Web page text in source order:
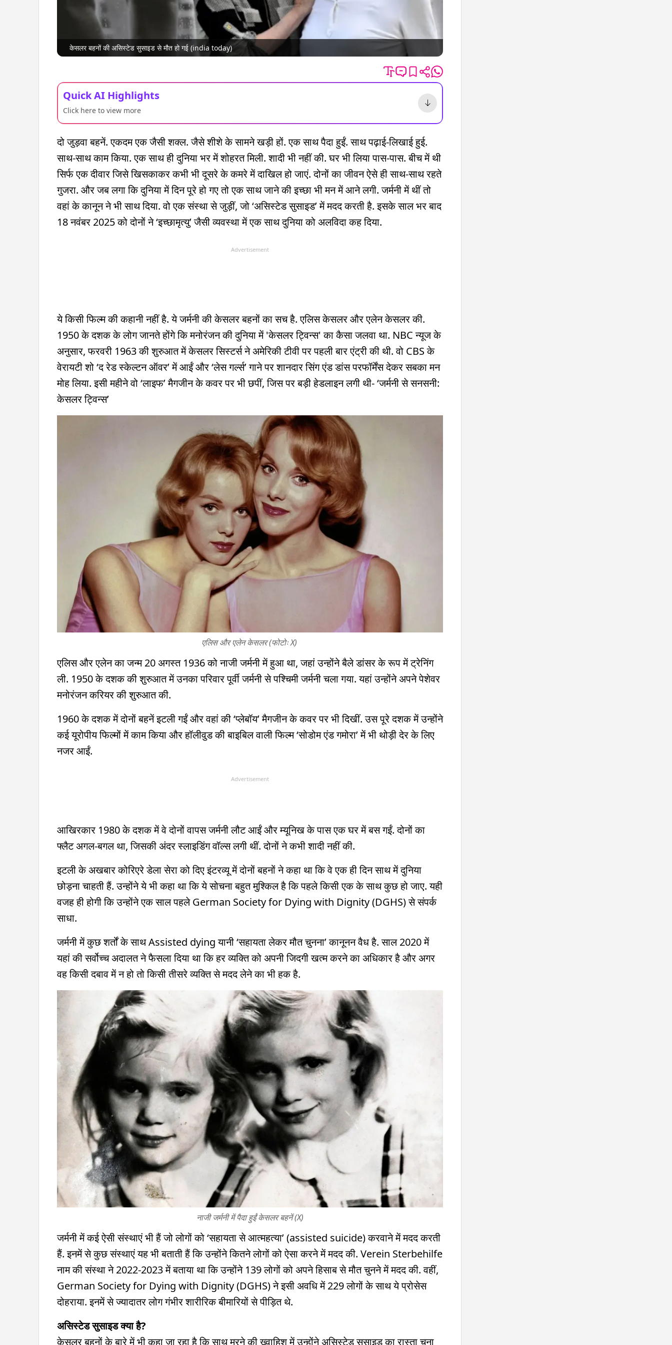
केसलर बहनों की असिस्टेड सुसाइड से मौत हो गई (india today)
Quick AI Highlights
Click here to view more
दो जुड़वा बहनें. एकदम एक जैसी शक्ल. जैसे शीशे के सामने खड़ी हों. एक साथ पैदा हुईं. साथ पढ़ाई-लिखाई हुई.
साथ-साथ काम किया. एक साथ ही दुनिया भर में शोहरत मिली. शादी भी नहीं की. घर भी लिया पास-पास. बीच में थी
सिर्फ एक दीवार जिसे खिसकाकर कभी भी दूसरे के कमरे में दाखिल हो जाएं. दोनों का जीवन ऐसे ही साथ-साथ रहते
गुजरा. और जब लगा कि दुनिया में दिन पूरे हो गए तो एक साथ जाने की इच्छा भी मन में आने लगी. जर्मनी में थीं तो
वहां के कानून ने भी साथ दिया. वो एक संस्था से जुड़ीं, जो ‘असिस्टेड सुसाइड’ में मदद करती है. इसके साल भर बाद
18 नवंबर 2025 को दोनों ने ‘इच्छामृत्यु’ जैसी व्यवस्था में एक साथ दुनिया को अलविदा कह दिया.
Advertisement
ये किसी फिल्म की कहानी नहीं है. ये जर्मनी की केसलर बहनों का सच है. एलिस केसलर और एलेन केसलर की.
1950 के दशक के लोग जानते होंगे कि मनोरंजन की दुनिया में 'केसलर ट्विन्स' का कैसा जलवा था. NBC न्यूज के
अनुसार, फरवरी 1963 की शुरुआत में केसलर सिस्टर्स ने अमेरिकी टीवी पर पहली बार एंट्री की थी. वो CBS के
वेरायटी शो ‘द रेड स्केल्टन ऑवर’ में आईं और ‘लेस गर्ल्स’ गाने पर शानदार सिंग एंड डांस परफॉर्मेंस देकर सबका मन
मोह लिया. इसी महीने वो ‘लाइफ’ मैगजीन के कवर पर भी छपीं, जिस पर बड़ी हेडलाइन लगी थी- ‘जर्मनी से सनसनी:
केसलर ट्विन्स’
एलिस और एलेन केसलर (फोटोः X)
एलिस और एलेन का जन्म 20 अगस्त 1936 को नाजी जर्मनी में हुआ था, जहां उन्होंने बैले डांसर के रूप में ट्रेनिंग
ली. 1950 के दशक की शुरुआत में उनका परिवार पूर्वी जर्मनी से पश्चिमी जर्मनी चला गया. यहां उन्होंने अपने पेशेवर
मनोरंजन करियर की शुरुआत की.
1960 के दशक में दोनों बहनें इटली गईं और वहां की ‘प्लेबॉय’ मैगजीन के कवर पर भी दिखीं. उस पूरे दशक में उन्होंने
कई यूरोपीय फिल्मों में काम किया और हॉलीवुड की बाइबिल वाली फिल्म ‘सोडोम एंड गमोरा’ में भी थोड़ी देर के लिए
नजर आईं.
Advertisement
आखिरकार 1980 के दशक में वे दोनों वापस जर्मनी लौट आईं और म्यूनिख के पास एक घर में बस गईं. दोनों का
फ्लैट अगल-बगल था, जिसकी अंदर स्लाइडिंग वॉल्स लगी थीं. दोनों ने कभी शादी नहीं की.
इटली के अखबार कोरिएरे डेला सेरा को दिए इंटरव्यू में दोनों बहनों ने कहा था कि वे एक ही दिन साथ में दुनिया
छोड़ना चाहती हैं. उन्होंने ये भी कहा था कि ये सोचना बहुत मुश्किल है कि पहले किसी एक के साथ कुछ हो जाए. यही
वजह ही होगी कि उन्होंने एक साल पहले German Society for Dying with Dignity (DGHS) से संपर्क
साधा.
जर्मनी में कुछ शर्तों के साथ Assisted dying यानी ‘सहायता लेकर मौत चुनना’ कानूनन वैध है. साल 2020 में
यहां की सर्वोच्च अदालत ने फैसला दिया था कि हर व्यक्ति को अपनी जिदगी खत्म करने का अधिकार है और अगर
वह किसी दबाव में न हो तो किसी तीसरे व्यक्ति से मदद लेने का भी हक है.
नाजी जर्मनी में पैदा हुईं केसलर बहनें (X)
जर्मनी में कई ऐसी संस्थाएं भी हैं जो लोगों को ‘सहायता से आत्महत्या’ (assisted suicide) करवाने में मदद करती
हैं. इनमें से कुछ संस्थाएं यह भी बताती हैं कि उन्होंने कितने लोगों को ऐसा करने में मदद की. Verein Sterbehilfe
नाम की संस्था ने 2022-2023 में बताया था कि उन्होंने 139 लोगों को अपने हिसाब से मौत चुनने में मदद की. वहीं,
German Society for Dying with Dignity (DGHS) ने इसी अवधि में 229 लोगों के साथ ये प्रोसेस
दोहराया. इनमें से ज्यादातर लोग गंभीर शारीरिक बीमारियों से पीड़ित थे.
असिस्टेड सुसाइड क्या है?
केसलर बहनों के बारे में भी कहा जा रहा है कि साथ मरने की ख्वाहिश में उन्होंने असिस्टेड सुसाइड का रास्ता चुना